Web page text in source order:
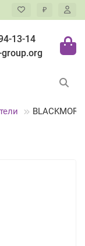
₽
13-14
BLACKMOR